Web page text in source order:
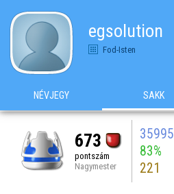
egsolution
Fod-Isten
NÉVJEGY SAKK
673
pontszám
Nagymester
35995
83%
221